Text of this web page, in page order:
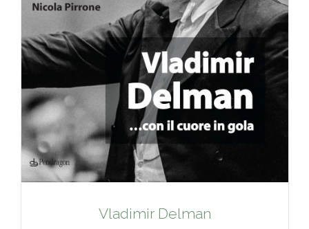
Vladimir Delman